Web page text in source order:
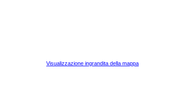
Visualizzazione ingrandita della mappa